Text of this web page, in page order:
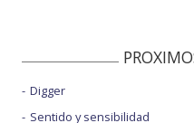
Digger
Sentido y sensibilidad